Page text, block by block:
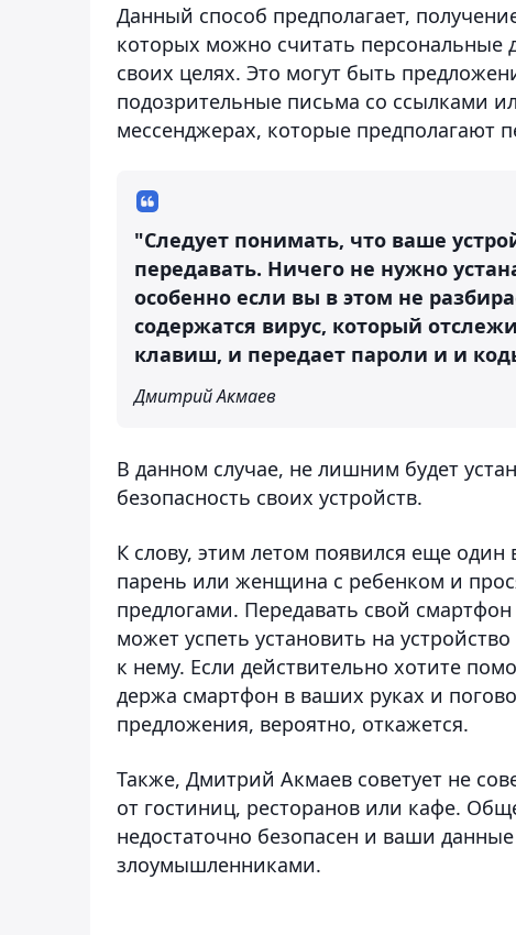
Данный способ предполагает,
которых можно считать
своих целях. Это могут быть
подозрительные письма со ссылками
мессенджерах, которые предполагают
"Следует понимать, что ваше
передавать. Ничего не нужно
особенно если вы в этом не
содержатся вирус, который
клавиш, и передает пароли и и
Дмитрий Акмаев
В данном случае, не лишним будет
безопасность своих устройств.
К слову, этим летом появился еще
парень или женщина с ребенком и
предлогами. Передавать свой
может успеть установить на
к нему. Если действительно хотите
держа смартфон в ваших руках и
предложения, вероятно, откажется.
Также, Дмитрий Акмаев советует не
от гостиниц, ресторанов или кафе.
недостаточно безопасен и ваши
злоумышленниками.